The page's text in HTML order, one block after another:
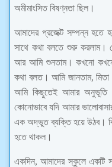
অমীমাংসিত বিষণ্নতা ছিল।
আমাদের প্রজেক্ট সম্পন্ন
সাথে কথা বলতে শুরু করলাম।
আর আমি শুনতাম। কখনো
কথা বলত। আমি জানতাম, মিতা
আমি কিছুতেই আমার অনুভূতি
কোনোভাবে যদি আমার
এক অদ্ভুত ব্যক্তি হয়ে উঠব।
হতে থাকল।
একদিন, আমাদের স্কুলে একটি